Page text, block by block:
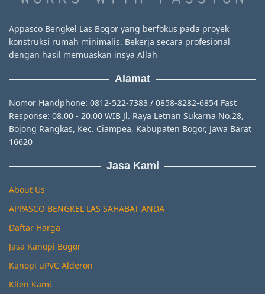
Appasco Bengkel Las Bogor yang berfokus pada proyek
konstruksi rumah minimalis. Bekerja secara profesional
dengan hasil memuaskan insya Allah
Alamat
Nomor Handphone: 0812-522-7383 / 0858-8282-6854 Fast
Response: 08.00 - 20.00 WIB Jl. Raya Letnan Sukarna No.28,
Bojong Rangkas, Kec. Ciampea, Kabupaten Bogor, Jawa Barat
16620
Jasa Kami
About Us
APPASCO BENGKEL LAS SAHABAT ANDA
Daftar Harga
Jasa Kanopi Bogor
Kanopi uPVC Alderon
Klien Kami